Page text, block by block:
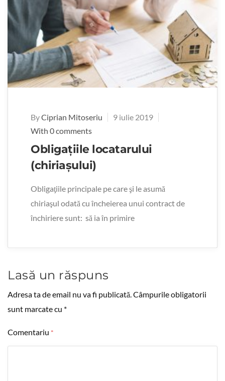
ByCiprian Mitoseriu
9 iulie 2019
With 0 comments
Obligaţiile locatarului
(chiriaşului)
Obligaţiile principale pe care şi le asumă
chiriaşul odată cu încheierea unui contract de
închiriere sunt: să ia în primire
Lasă un răspuns
Adresa ta de email nu va fi publicată. Câmpurile obligatorii
sunt marcate cu *
Comentariu *